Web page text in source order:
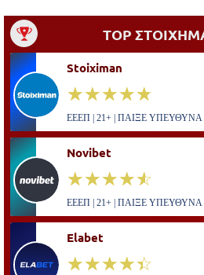
TOP
Stoiximan
☆☆☆☆☆
★★★★★
ΕΕΕΠ | 21+ | ΠΑΙΞΕ ΥΠΕΥΘΥΝΑ
Novibet
☆☆☆☆☆
★★★★★
ΕΕΕΠ | 21+ | ΠΑΙΞΕ ΥΠΕΥΘΥΝΑ
Elabet
☆☆☆☆☆
★★★★★